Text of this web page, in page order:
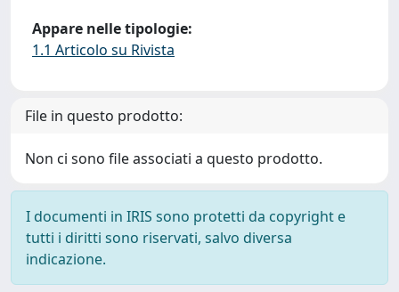
Appare nelle tipologie:
1.1 Articolo su Rivista
File in questo prodotto:
Non ci sono file associati a questo prodotto.
I documenti in IRIS sono protetti da copyright e
tutti i diritti sono riservati, salvo diversa
indicazione.